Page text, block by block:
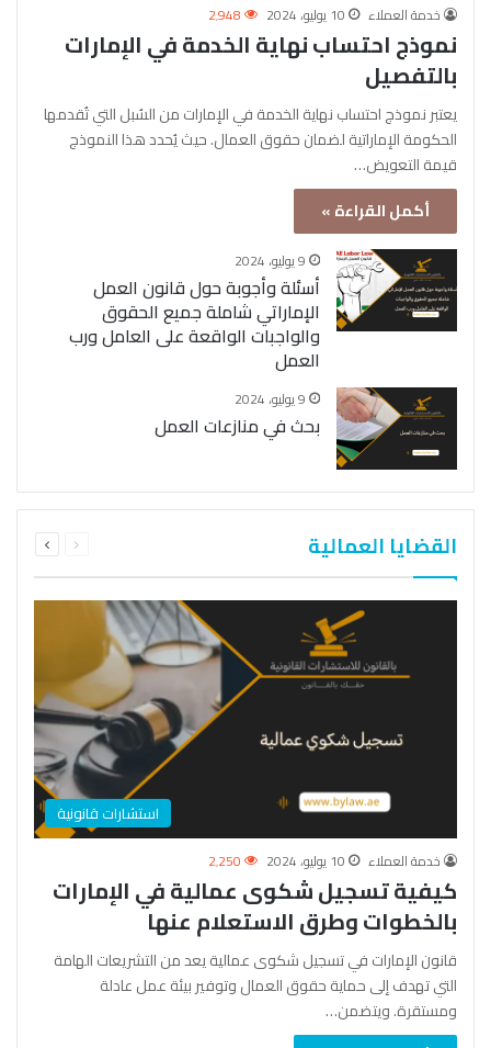
خدمة العملاء 10 يوليو، 2024 2٬948
نموذج احتساب نهاية الخدمة في الإمارات
بالتفصيل
يعتبر نموذج احتساب نهاية الخدمة في الإمارات من السُبل التي تُقدمها
الحكومة الإماراتية لضمان حقوق العمال. حيث يُحدد هذا النموذج
قيمة التعويض…
أكمل القراءة »
9 يوليو، 2024
أسئلة وأجوبة حول قانون العمل
الإماراتي شاملة جميع الحقوق
والواجبات الواقعة على العامل ورب
العمل
9 يوليو، 2024
بحث في منازعات العمل
القضايا العمالية
الصفحة
استشارات قانونية
خدمة العملاء 10 يوليو، 2024 2٬250
كيفية تسجيل شكوى عمالية في الإمارات
بالخطوات وطرق الاستعلام عنها
قانون الإمارات في تسجيل شكوى عمالية يعد من التشريعات الهامة
التي تهدف إلى حماية حقوق العمال وتوفير بيئة عمل عادلة
ومستقرة. ويتضمن…